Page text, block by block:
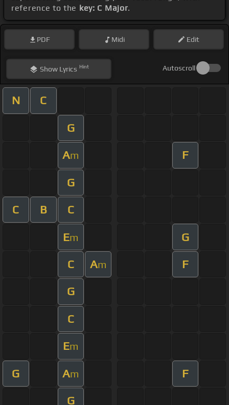
reference to the key: C Major.
PDF Midi Edit
ShowLyrics Hint Autoscroll
N C
G
Am F
G
C B C
Em G
C Am F
G
C
Em
G Am F
G